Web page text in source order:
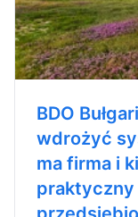
BDO
wdrożyć
ma firma i
praktyczny